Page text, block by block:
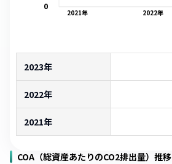
2021年 2022年
0
2023年
2022年
2021年
COA（総資産あたりのCO2排出量）推移